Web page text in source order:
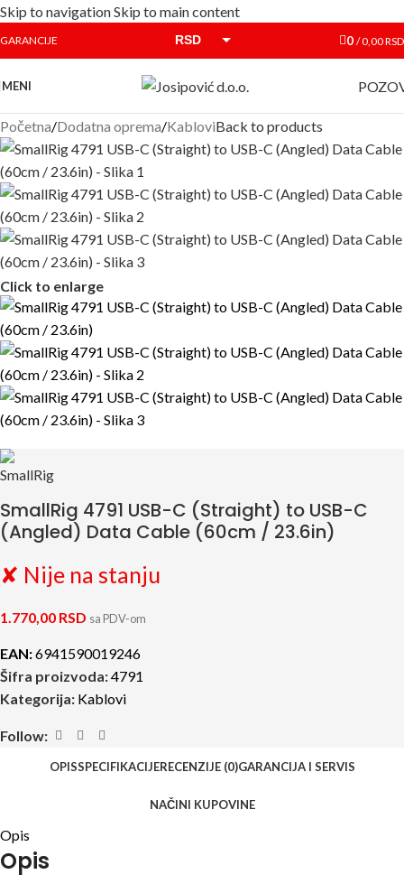
Skip to navigationSkip to main content
GARANCIJE RSD 0 /0,00RSD
MENI
Početna/Dodatna oprema/KabloviBack to products
Click to enlarge
SmallRig 4791 USB-C (Straight) to USB-C
(Angled) Data Cable (60cm / 23.6in)
✘ Nije na stanju
1.770,00 RSD sa PDV-om
EAN:6941590019246
Šifra proizvoda:4791
Kategorija: Kablovi
Follow:
OPISSPECIFIKACIJERECENZIJE (0)GARANCIJA I SERVIS
NAČINI KUPOVINE
Opis
Opis